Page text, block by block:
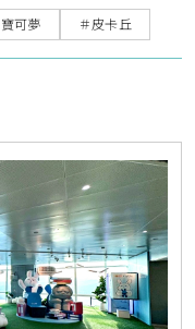
可夢 ＃皮卡丘